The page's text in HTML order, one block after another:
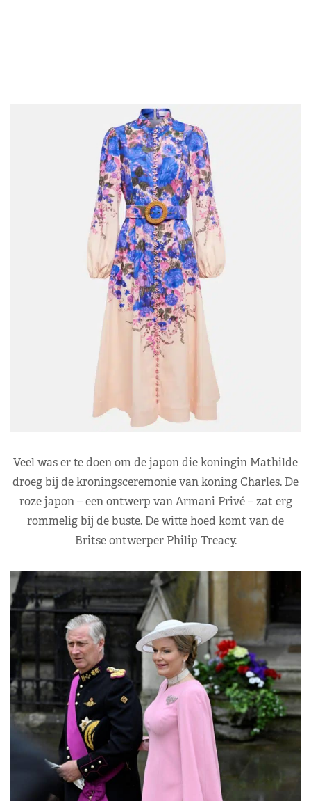
Veel was er te doen om de japon die koningin Mathilde
droeg bij de kroningsceremonie van koning Charles. De
roze japon – een ontwerp van Armani Privé – zat erg
rommelig bij de buste. De witte hoed komt van de
Britse ontwerper Philip Treacy.